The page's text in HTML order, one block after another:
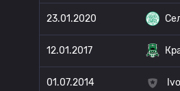
23.01.2020
12.01.2017
01.07.2014